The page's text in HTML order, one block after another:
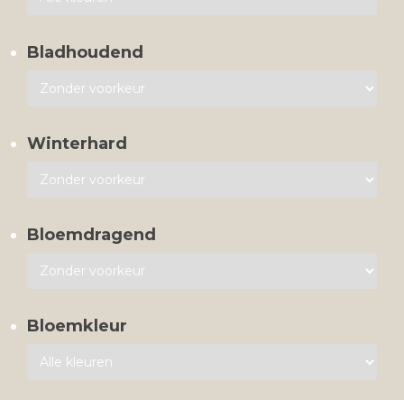
Bladhoudend
Winterhard
Bloemdragend
Bloemkleur